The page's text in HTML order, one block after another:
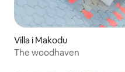
Villa i Makodu
The woodhaven